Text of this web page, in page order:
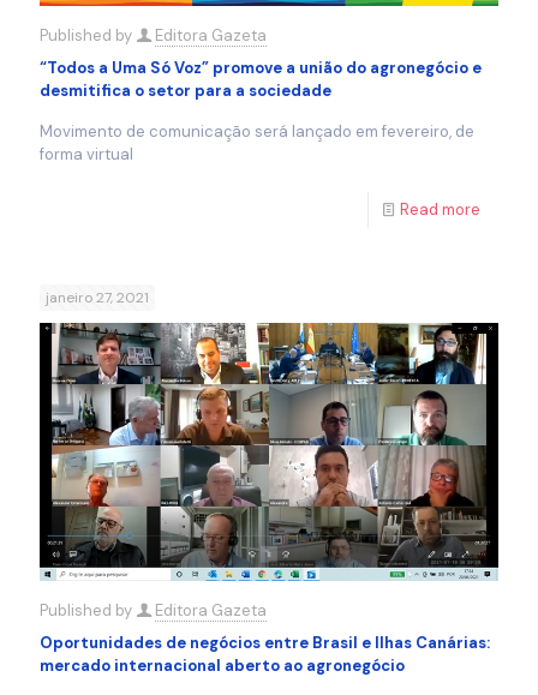
Published by
Editora Gazeta
“Todos a Uma Só Voz” promove a união do agronegócio e
desmitifica o setor para a sociedade
Movimento de comunicação será lançado em fevereiro, de
forma virtual
Read more
janeiro 27, 2021
Published by
Editora Gazeta
Oportunidades de negócios entre Brasil e Ilhas Canárias:
mercado internacional aberto ao agronegócio